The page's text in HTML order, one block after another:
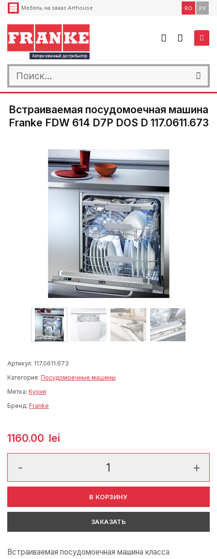
Skip
Мебель на заказ Arthouse RO РУ
Авторизованный дистрибьютор
Встраиваемая посудомоечная машина
Franke FDW 614 D7P DOS D 117.0611.673
Артикул: 117.0611.673
Категория: Посудомоечные машины
Метка: Кухня
Бренд: Franke
1160.00 lei
В КОРЗИНУ
ЗАКАЗАТЬ
Встраиваемая посудомоечная машина класса